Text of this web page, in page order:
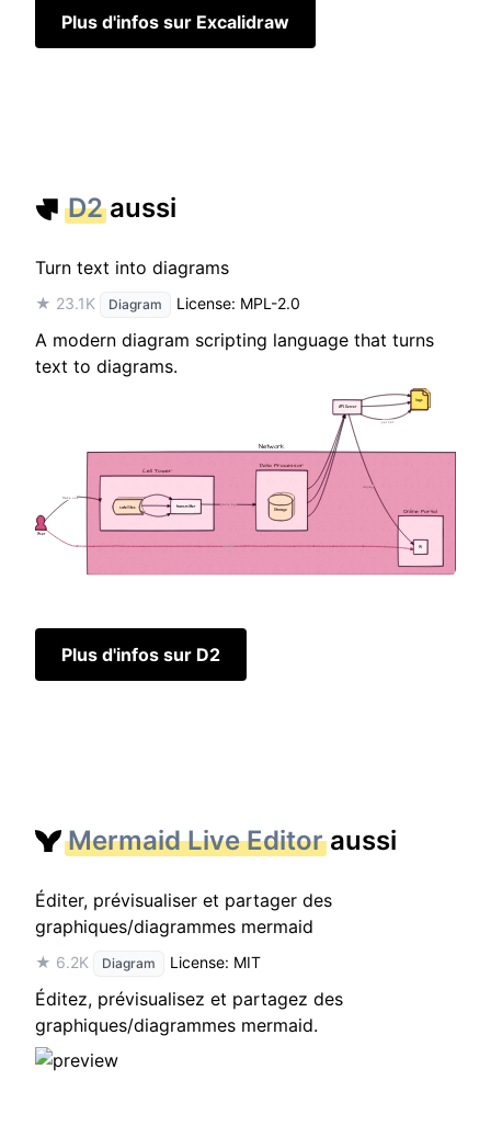
Plus d'infos sur Excalidraw
D2aussi
Turn text into diagrams
★ 23.1K Diagram License: MPL-2.0
A modern diagram scripting language that turns
text to diagrams.
Plus d'infos sur D2
Mermaid Live Editoraussi
Éditer, prévisualiser et partager des
graphiques/diagrammes mermaid
★ 6.2K Diagram License: MIT
Éditez, prévisualisez et partagez des
graphiques/diagrammes mermaid.